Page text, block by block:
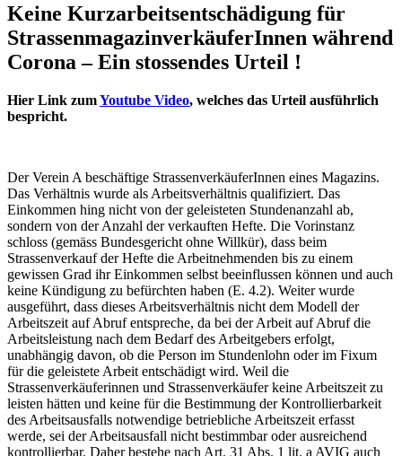
Keine Kurzarbeitsentschädigung für
StrassenmagazinverkäuferInnen während
Corona – Ein stossendes Urteil !
Hier Link zumYoutube Video, welches das Urteil ausführlich
bespricht.
Der Verein A beschäftige StrassenverkäuferInnen eines Magazins.
Das Verhältnis wurde als Arbeitsverhältnis qualifiziert. Das
Einkommen hing nicht von der geleisteten Stundenanzahl ab,
sondern von der Anzahl der verkauften Hefte. Die Vorinstanz
schloss (gemäss Bundesgericht ohne Willkür), dass beim
Strassenverkauf der Hefte die Arbeitnehmenden bis zu einem
gewissen Grad ihr Einkommen selbst beeinflussen können und auch
keine Kündigung zu befürchten haben (E. 4.2). Weiter wurde
ausgeführt, dass dieses Arbeitsverhältnis nicht dem Modell der
Arbeitszeit auf Abruf entspreche, da bei der Arbeit auf Abruf die
Arbeitsleistung nach dem Bedarf des Arbeitgebers erfolgt,
unabhängig davon, ob die Person im Stundenlohn oder im Fixum
für die geleistete Arbeit entschädigt wird. Weil die
Strassenverkäuferinnen und Strassenverkäufer keine Arbeitszeit zu
leisten hätten und keine für die Bestimmung der Kontrollierbarkeit
des Arbeitsausfalls notwendige betriebliche Arbeitszeit erfasst
werde, sei der Arbeitsausfall nicht bestimmbar oder ausreichend
kontrollierbar. Daher bestehe nach Art. 31 Abs. 1 lit. a AVIG auch